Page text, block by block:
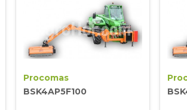
Procomas
BSK4AP5F100